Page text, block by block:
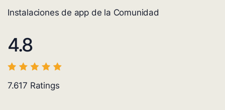
Instalaciones de app de la Comunidad
4.8
7.617 Ratings